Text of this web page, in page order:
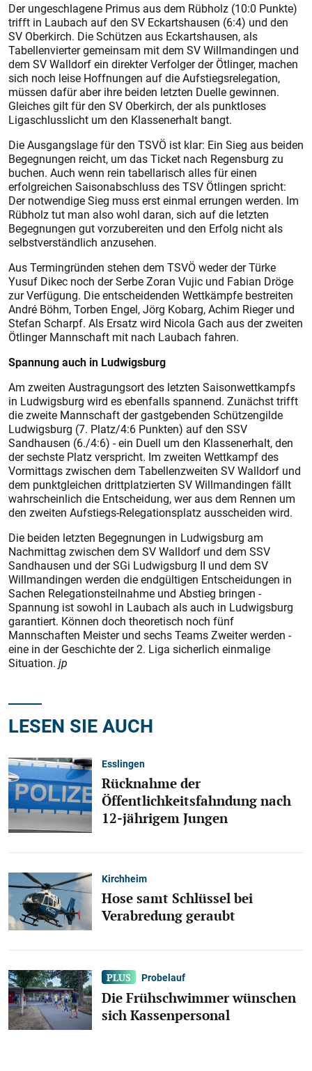
Der ungeschlagene Primus aus dem Rübholz (10:0 Punkte)
trifft in Laubach auf den SV Eckartshausen (6:4) und den
SV Oberkirch. Die Schützen aus Eckartshausen, als
Tabellenvierter gemeinsam mit dem SV Willmandingen und
dem SV Walldorf ein direkter Verfolger der Ötlinger, machen
sich noch leise Hoffnungen auf die Aufstiegsrelegation,
müssen dafür aber ihre beiden letzten Duelle gewinnen.
Gleiches gilt für den SV Oberkirch, der als punktloses
Ligaschlusslicht um den Klassenerhalt bangt.
Die Ausgangslage für den TSVÖ ist klar: Ein Sieg aus beiden
Begegnungen reicht, um das Ticket nach Regensburg zu
buchen. Auch wenn rein tabellarisch alles für einen
erfolgreichen Saisonabschluss des TSV Ötlingen spricht:
Der notwendige Sieg muss erst einmal errungen werden. Im
Rübholz tut man also wohl daran, sich auf die letzten
Begegnungen gut vorzubereiten und den Erfolg nicht als
selbstverständlich anzusehen.
Aus Termingründen stehen dem TSVÖ weder der Türke
Yusuf Dikec noch der Serbe Zoran Vujic und Fabian Dröge
zur Verfügung. Die entscheidenden Wettkämpfe bestreiten
André Böhm, Torben Engel, Jörg Kobarg, Achim Rieger und
Stefan Scharpf. Als Ersatz wird Nicola Gach aus der zweiten
Ötlinger Mannschaft mit nach Laubach fahren.
Spannung auch in Ludwigsburg
Am zweiten Austragungsort des letzten Saisonwettkampfs
in Ludwigsburg wird es ebenfalls spannend. Zunächst trifft
die zweite Mannschaft der gastgebenden Schützengilde
Ludwigsburg (7. Platz/4:6 Punkten) auf den SSV
Sandhausen (6./4:6) - ein Duell um den Klassenerhalt, den
der sechste Platz verspricht. Im zweiten Wettkampf des
Vormittags zwischen dem Tabellenzweiten SV Walldorf und
dem punktgleichen drittplatzierten SV Willmandingen fällt
wahrscheinlich die Entscheidung, wer aus dem Rennen um
den zweiten Aufstiegs-Relegationsplatz ausscheiden wird.
Die beiden letzten Begegnungen in Ludwigsburg am
Nachmittag zwischen dem SV Walldorf und dem SSV
Sandhausen und der SGi Ludwigsburg II und dem SV
Willmandingen werden die endgültigen Entscheidungen in
Sachen Relegationsteilnahme und Abstieg bringen -
Spannung ist sowohl in Laubach als auch in Ludwigsburg
garantiert. Können doch theoretisch noch fünf
Mannschaften Meister und sechs Teams Zweiter werden -
eine in der Geschichte der 2. Liga sicherlich einmalige
Situation. jp
LESEN SIE AUCH
Esslingen
Rücknahme der
Öffentlichkeitsfahndung nach
12-jährigem Jungen
Kirchheim
Hose samt Schlüssel bei
Verabredung geraubt
Probelauf
Die Frühschwimmer wünschen
sich Kassenpersonal